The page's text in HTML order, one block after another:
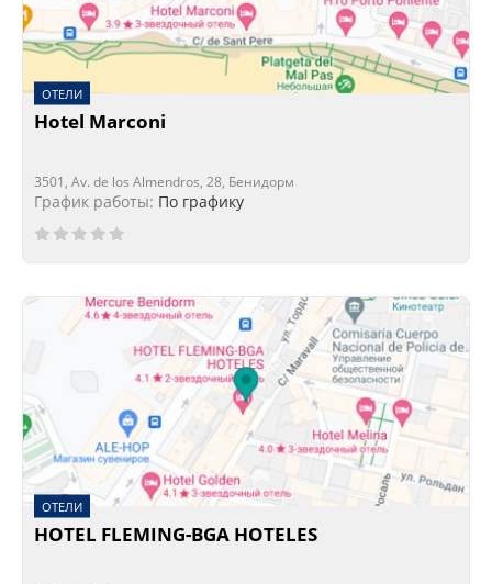
ОТЕЛИ
Hotel Marconi
3501, Av. de los Almendros, 28, Бенидорм
График работы: По графику
ОТЕЛИ
HOTEL FLEMING-BGA HOTELES